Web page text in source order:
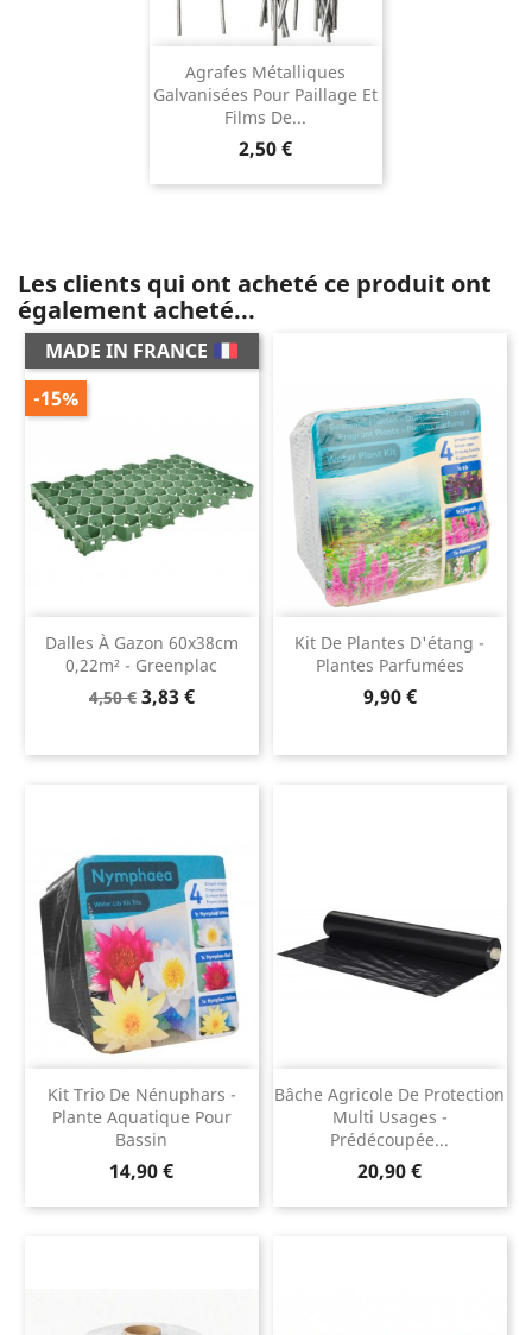
Agrafes Métalliques
Galvanisées Pour Paillage Et
Films De...
Prix
2,50 €
Les clients qui ont acheté ce produit ont
également acheté...
Dalles À Gazon 60x38cm
0,22m² - Greenplac
Prix
4,50 € Prix
3,83 €
MADE IN FRANCE
-15%
Kit De Plantes D'étang -
Plantes Parfumées
Prix
9,90 €
Kit Trio De Nénuphars -
Plante Aquatique Pour
Bassin
Prix
14,90 €
Bâche Agricole De Protection
Multi Usages -
Prédécoupée...
Prix
20,90 €